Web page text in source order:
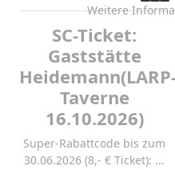
SC-Ticket:
Gaststätte
Taverne
16.10.2026)
Super-Rabattcode bis zum
30.06.2026 (8,- € Ticket): ...
Weitere